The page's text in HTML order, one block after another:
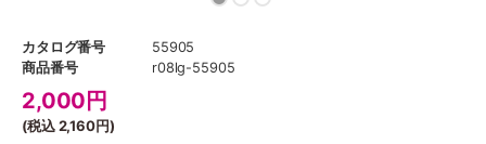
カタログ番号
55905
商品番号
r08lg-55905
2,000 円
(税込2,160円)